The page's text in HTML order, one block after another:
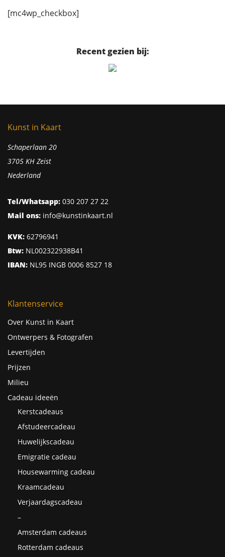
[mc4wp_checkbox]
Recent gezien bij:
Kunst in Kaart
Schaperlaan 20
3705 KH Zeist
Nederland
Tel/Whatsapp: 030 207 27 22
Mail ons: info@kunstinkaart.nl
KVK: 62796941
Btw: NL002322938B41
IBAN: NL95 INGB 0006 8527 18
Klantenservice
Over Kunst in Kaart
Ontwerpers & Fotografen
Levertijden
Prijzen
Milieu
Cadeau ideeën
Kerstcadeaus
Afstudeercadeau
Huwelijkscadeau
Emigratie cadeau
Housewarming cadeau
Kraamcadeau
Verjaardagscadeau
–
Amsterdam cadeaus
Rotterdam cadeaus